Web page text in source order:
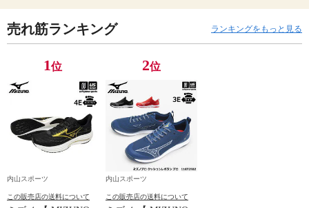
売れ筋ランキング ランキングをもっと見る
1位
内山スポーツ
この販売店の送料について
2位
内山スポーツ
この販売店の送料について